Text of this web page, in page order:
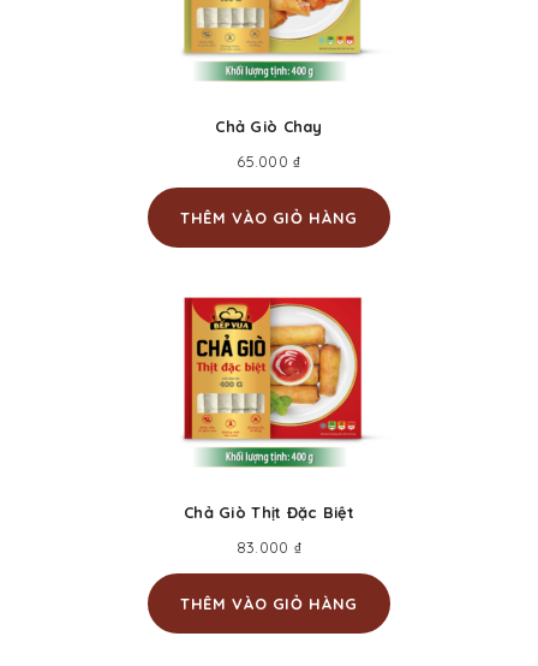
Chả Giò Chay
65.000₫
THÊM VÀO GIỎ HÀNG
Chả Giò Thịt Đặc Biệt
83.000 ₫
THÊM VÀO GIỎ HÀNG